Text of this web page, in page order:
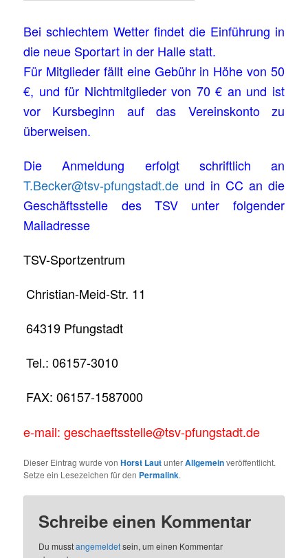
Bei schlechtem Wetter findet die Einführung in
die neue Sportart in der Halle statt.
Für Mitglieder fällt eine Gebühr in Höhe von 50
€, und für Nichtmitglieder von 70 € an und ist
vor Kursbeginn auf das Vereinskonto zu
überweisen.
Die Anmeldung erfolgt schriftlich an
T.Becker@tsv-pfungstadt.de und in CC an die
Geschäftsstelle des TSV unter folgender
Mailadresse
TSV-Sportzentrum
Christian-Meid-Str. 11
64319 Pfungstadt
Tel.: 06157-3010
FAX: 06157-1587000
e-mail: geschaeftsstelle@tsv-pfungstadt.de
Dieser Eintrag wurde vonHorst LautunterAllgemeinveröffentlicht.
Setze ein Lesezeichen für den Permalink.
Schreibe einen Kommentar
Du musstangemeldetsein, um einen Kommentar